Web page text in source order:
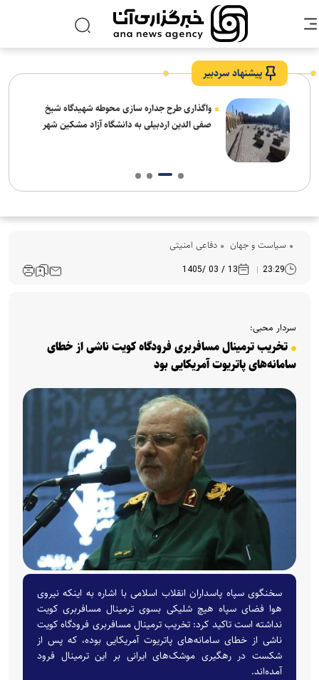
پیشنهاد سردبیر
واگذاری طرح جداره سازی محوطه شهیدگاه شیخ
صفی الدین اردبیلی به دانشگاه آزاد مشکین شهر
سیاست و جهان دفاعی امنیتی
23:29
13 / 03 /1405
سردار محبی:
تخریب ترمینال مسافربری فرودگاه کویت ناشی از خطای
سامانه‌های پاتریوت آمریکایی بود
سخنگوی سپاه پاسداران انقلاب اسلامی با اشاره به اینکه نیروی
هوا فضای سپاه هیچ شلیکی بسوی ترمینال مسافربری کویت
نداشته است تاکید کرد: تخریب ترمینال مسافربری فرودگاه کویت
ناشی از خطای سامانه‌های پاتریوت آمریکایی بوده، که پس از
شکست در رهگیری موشک‌های ایرانی بر این ترمینال فرود
آمده‌اند.